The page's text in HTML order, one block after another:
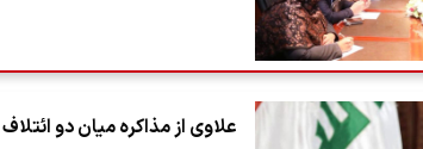
علاوی از مذاکره میان دو